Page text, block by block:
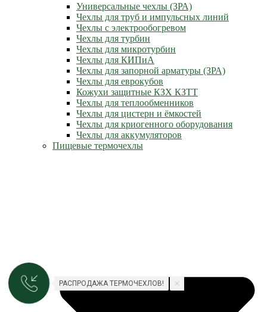
Универсальные чехлы (ЗРА)
Чехлы для труб и импульсных линий
Чехлы с электрообогревом
Чехлы для турбин
Чехлы для микротурбин
Чехлы для КИПиА
Чехлы для запорной арматуры (ЗРА)
Чехлы для еврокубов
Кожухи защитные КЗХ КЗТТ
Чехлы для теплообменников
Чехлы для цистерн и ёмкостей
Чехлы для криогенного оборудования
Чехлы для аккумуляторов
Пищевые термочехлы
РАСПРОДАЖА ТЕРМОЧЕХЛОВ!